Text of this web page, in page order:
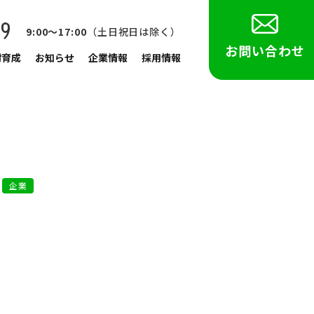
9:00〜17:00 （土日祝日は除く）
成
お知らせ 企業情報 採用情報 お問い合わせ
企業